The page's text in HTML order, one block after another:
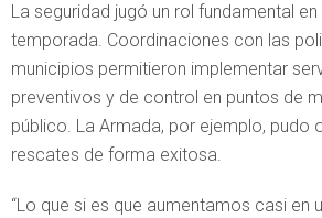
La seguridad jugó un rol fundamental
temporada. Coordinaciones con las
municipios permitieron implementar
preventivos y de control en puntos de
público. La Armada, por ejemplo, pudo
rescates de forma exitosa.
“Lo que si es que aumentamos casi en